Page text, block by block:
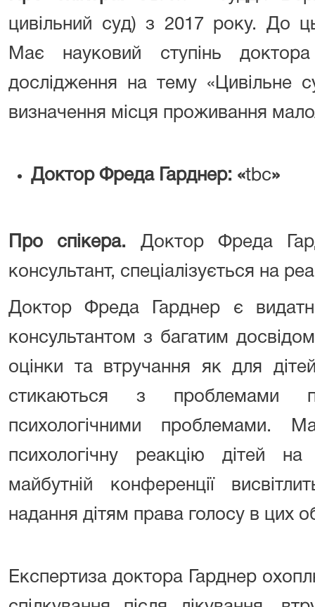
цивільний суд) з 2017 року. До
Має науковий ступінь доктора
дослідження на тему «Цивільне
визначення місця проживання
Доктор Фреда Гарднер: «tbc»
Про спікера. Доктор Фреда
консультант, спеціалізується на
Доктор Фреда Гарднер є
консультантом з багатим
оцінки та втручання як для
стикаються з проблемами
психологічними проблемами.
психологічну реакцію дітей
майбутній конференції
надання дітям права голосу в цих
Експертиза доктора Гарднер